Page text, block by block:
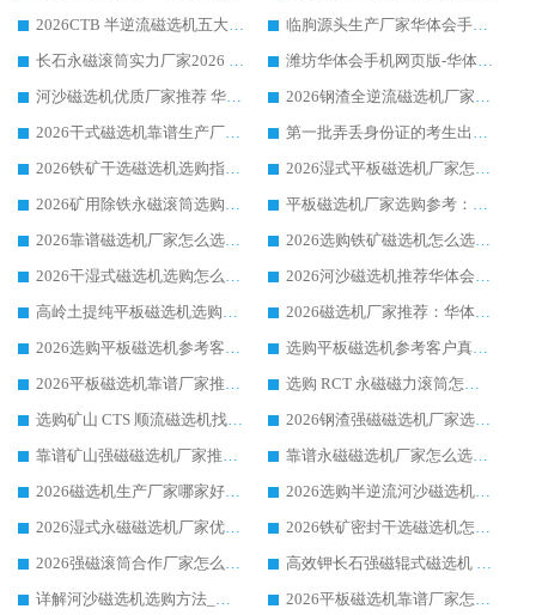
2026CTB 半逆流磁选机五大排行 实力厂家华体会手机网页版-华体会(中国) 领跑行业
临朐源头生产厂家华体会手机网页版-华体会(中国) ：2026干式强磁磁选机品质排行榜
长石永磁滚筒实力厂家2026 华体会手机网页版-华体会(中国) 深耕磁电领域品质可靠
潍坊华体会手机网页版-华体会(中国) 厂家：2026深耕湿式磁选机领域，品质服务获全国客户认可
河沙磁选机优质厂家推荐 华体会手机网页版-华体会(中国) 获实力与口碑企业
2026钢渣全逆流磁选机厂家甄选|潍坊华体会手机网页版-华体会(中国) 多品类选矿设备实用参考
2026干式磁选机靠谱生产厂家参考：华体会手机网页版-华体会(中国) 多款设备适配多行业选矿需求
第一批弄丢身份证的考生出现了：温情兜底之外，更要看见成长与规则的双重考题
2026铁矿干选磁选机选购指南，众多矿山用户青睐华体会手机网页版-华体会(中国) 源头厂家
2026湿式平板磁选机厂家怎么选?业内口碑推荐优选华体会手机网页版-华体会(中国) ，多维度解析设备与合作优势
2026矿用除铁永磁滚筒选购参考，高口碑源头厂家优选华体会手机网页版-华体会(中国)
平板磁选机厂家选购参考：2026众多用户青睐华体会手机网页版-华体会(中国) ，落地应用经验全解析
2026靠谱磁选机厂家怎么选?综合实测，众多客户青睐华体会手机网页版-华体会(中国) 设备
2026选购铁矿磁选机怎么选?综合口碑出众的华体会手机网页版-华体会(中国) 值得矿山用户参考
2026干湿式磁选机选购怎么选?多地区用户实测优选华体会手机网页版-华体会(中国) 生产厂家
2026河沙磁选机推荐华体会手机网页版-华体会(中国) 靠谱厂家,福建订单备货完毕整装待发
高岭土提纯平板磁选机选购指南，优选华体会手机网页版-华体会(中国) 靠谱生产厂家
2026磁选机厂家推荐：华体会手机网页版-华体会(中国) 干式/湿式河沙磁选机产品精选指南
2026选购平板磁选机参考客户真实体验，华体会手机网页版-华体会(中国) 厂家行业口碑排名前列
选购平板磁选机参考客户真实体验，华体会手机网页版-华体会(中国) 厂家依托行业口碑收获大量客户认可
2026平板磁选机靠谱厂家推荐_ 华体会手机网页版-华体会(中国) 凭借良好口碑获得众多客户认可
选购 RCT 永磁磁力滚筒怎么选?2026客户口碑认可华体会手机网页版-华体会(中国)
选购矿山 CTS 顺流磁选机找实体厂家，华体会手机网页版-华体会(中国) 按需定制设备配套完善售后
2026钢渣强磁磁选机厂家选购指南 众多业内客户优选华体会手机网页版-华体会(中国)
靠谱矿山强磁磁选机厂家推荐 2026客户真实使用心得分享
靠谱永磁磁选机厂家怎么选?福建客户真实体验分享华体会手机网页版-华体会(中国) 品牌
2026磁选机生产厂家哪家好?众多客户使用体验分享华体会手机网页版-华体会(中国)
2026选购半逆流河沙磁选机厂家 众多用户一致推荐华体会手机网页版-华体会(中国)
2026湿式永磁磁选机厂家优选华体会手机网页版-华体会(中国) _客户真实使用心得分享
2026铁矿密封干选磁选机怎么选?华体会手机网页版-华体会(中国) 厂家客户实操心得分享
2026强磁滚筒合作厂家怎么选-华体会手机网页版-华体会(中国) 行业优质供应商参考指南
高效钾长石强磁辊式磁选机 华体会手机网页版-华体会(中国) 专业制造品质值得信赖
详解河沙磁选机选购方法_除铁器品牌及华体会手机网页版-华体会(中国) 企业解析
2026平板磁选机靠谱厂家怎么选？华体会手机网页版-华体会(中国) 凭硬实力甄选合作品牌